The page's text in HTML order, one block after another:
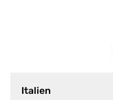
Italien